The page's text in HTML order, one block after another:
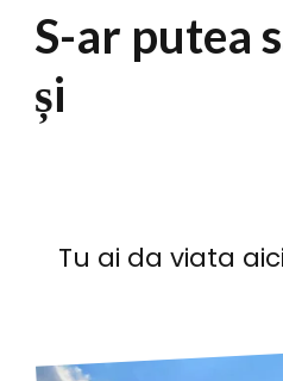
S-ar putea
și
Tu ai da viata